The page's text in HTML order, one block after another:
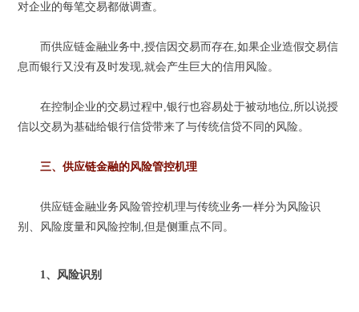
对企业的每笔交易都做调查。
而供应链金融业务中,授信因交易而存在,如果企业造假交易信
息而银行又没有及时发现,就会产生巨大的信用风险。
在控制企业的交易过程中,银行也容易处于被动地位,所以说授
信以交易为基础给银行信贷带来了与传统信贷不同的风险。
三、供应链金融的风险管控机理
供应链金融业务风险管控机理与传统业务一样分为风险识
别、风险度量和风险控制,但是侧重点不同。
1、风险识别